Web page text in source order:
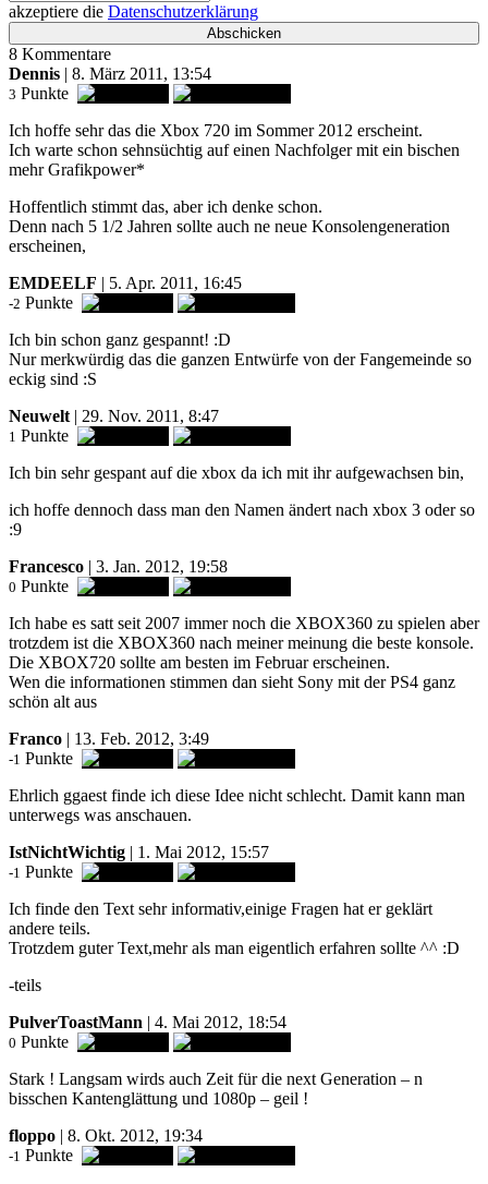
akzeptiere die Datenschutzerklärung
8 Kommentare
Dennis | 8. März 2011, 13:54
3 Punkte
Ich hoffe sehr das die Xbox 720 im Sommer 2012 erscheint.
Ich warte schon sehnsüchtig auf einen Nachfolger mit ein bischen
mehr Grafikpower*
Hoffentlich stimmt das, aber ich denke schon.
Denn nach 5 1/2 Jahren sollte auch ne neue Konsolengeneration
erscheinen,
EMDEELF | 5. Apr. 2011, 16:45
-2 Punkte
Ich bin schon ganz gespannt! :D
Nur merkwürdig das die ganzen Entwürfe von der Fangemeinde so
eckig sind :S
Neuwelt | 29. Nov. 2011, 8:47
1 Punkte
Ich bin sehr gespant auf die xbox da ich mit ihr aufgewachsen bin,
ich hoffe dennoch dass man den Namen ändert nach xbox 3 oder so
:9
Francesco | 3. Jan. 2012, 19:58
0 Punkte
Ich habe es satt seit 2007 immer noch die XBOX360 zu spielen aber
trotzdem ist die XBOX360 nach meiner meinung die beste konsole.
Die XBOX720 sollte am besten im Februar erscheinen.
Wen die informationen stimmen dan sieht Sony mit der PS4 ganz
schön alt aus
Franco | 13. Feb. 2012, 3:49
-1 Punkte
Ehrlich ggaest finde ich diese Idee nicht schlecht. Damit kann man
unterwegs was anschauen.
IstNichtWichtig | 1. Mai 2012, 15:57
-1 Punkte
Ich finde den Text sehr informativ,einige Fragen hat er geklärt
andere teils.
Trotzdem guter Text,mehr als man eigentlich erfahren sollte ^^ :D
-teils
PulverToastMann | 4. Mai 2012, 18:54
0 Punkte
Stark ! Langsam wirds auch Zeit für die next Generation – n
bisschen Kantenglättung und 1080p – geil !
floppo | 8. Okt. 2012, 19:34
-1 Punkte